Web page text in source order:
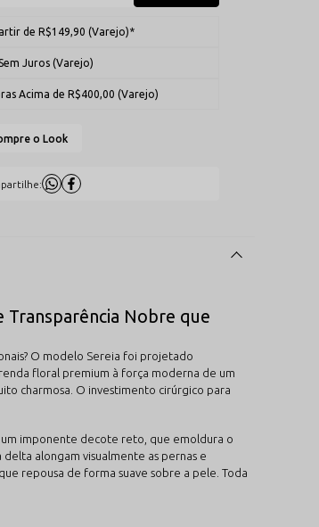
de R$149,90 (Varejo)*
Juros (Varejo)
Acima de R$400,00 (Varejo)
o Look
Transparência Nobre que
O modelo Sereia foi projetado
floral premium à força moderna de um
charmosa. O investimento cirúrgico para
imponente decote reto, que emoldura o
alongam visualmente as pernas e
repousa de forma suave sobre a pele. Toda